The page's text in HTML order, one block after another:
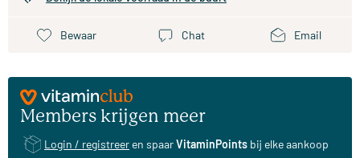
Bewaar Chat Email
Members krijgen meer
Login / registreer en spaarVitaminPoints bij elke aankoop